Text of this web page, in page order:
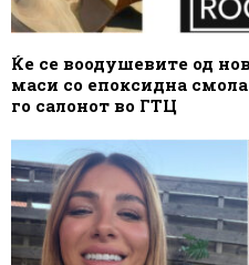
Ќе се воодушевите од
маси со епоксидна
го салонот во ГТЦ